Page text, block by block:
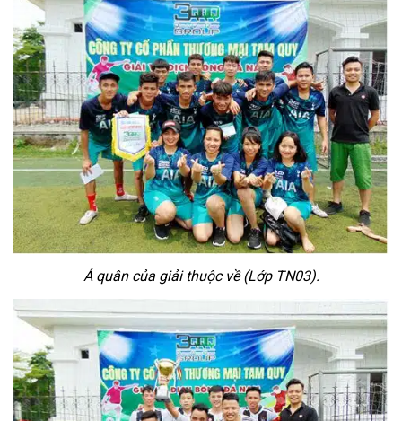
Á quân của giải thuộc về (Lớp TN03).